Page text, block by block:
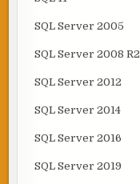
SQL Server 2005
SQL Server 2008 R2
SQL Server 2012
SQL Server 2014
SQL Server 2016
SQL Server 2019